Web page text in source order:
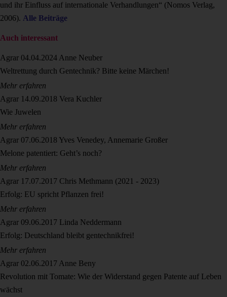
und ihr Einfluss auf internationale Verhandlungen“ (Nomos Verlag,
2006). Alle Beiträge
Auch interessant
Agrar 04.04.2024 Anne Neuber
Weltrettung durch Gentechnik? Bitte keine Märchen!
Mehr erfahren
Agrar 14.09.2018 Vera Kuchler
Wie Juwelen
Mehr erfahren
Agrar 07.06.2018 Yves Venedey, Annemarie Großer
Melone patentiert: Geht’s noch?
Mehr erfahren
Agrar 17.07.2017 Chris Methmann (2021 - 2023)
Erfolg: EU spricht Pflanzen frei!
Mehr erfahren
Agrar 09.06.2017 Linda Neddermann
Erfolg: Deutschland bleibt gentechnikfrei!
Mehr erfahren
Agrar 02.06.2017 Anne Beny
Revolution mit Tomate: Wie der Widerstand gegen Patente auf Leben
wächst